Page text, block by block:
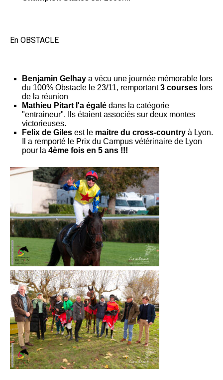
En OBSTACLE
Benjamin Gelhay a vécu une journée mémorable lors
du 100% Obstacle le 23/11, remportant3 courses lors
de la réunion
Mathieu Pitart l'a égalé dans la catégorie
"entraineur". Ils étaient associés sur deux montes
victorieuses.
Felix de Giles est le maitre du cross-country à Lyon.
Il a remporté le Prix du Campus vétérinaire de Lyon
pour la 4ème fois en 5 ans !!!